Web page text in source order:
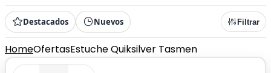
Destacados Nuevos Filtrar
HomeOfertasEstuche Quiksilver Tasmen